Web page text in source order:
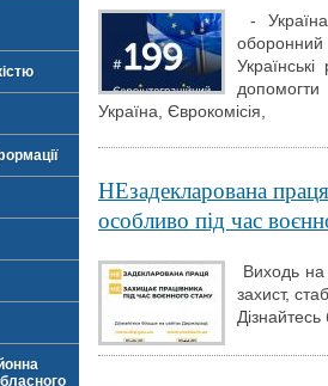
-
Україна, Єврокомісія,
НЕзадекларована
особливо під час
Виходь на
захист,